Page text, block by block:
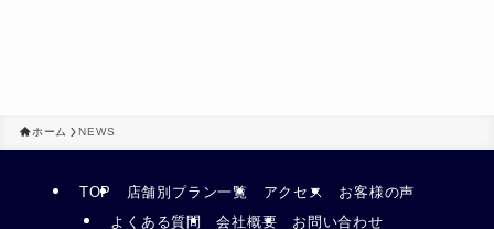
ホーム NEWS
TOP 店舗別プラン一覧 アクセス
お客様の声
よくある質問
会社概要 お問い合わせ